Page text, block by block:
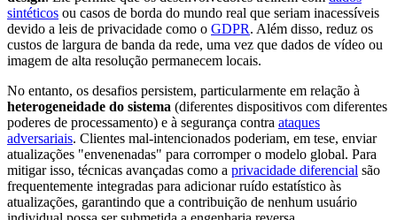
sintéticos ou casos de borda do mundo real que seriam inacessíveis
devido a leis de privacidade como o GDPR. Além disso, reduz os
custos de largura de banda da rede, uma vez que dados de vídeo ou
imagem de alta resolução permanecem locais.
No entanto, os desafios persistem, particularmente em relação à
heterogeneidade do sistema (diferentes dispositivos com diferentes
poderes de processamento) e à segurança contra ataques
adversariais. Clientes mal-intencionados poderiam, em tese, enviar
atualizações "envenenadas" para corromper o modelo global. Para
mitigar isso, técnicas avançadas como a privacidade diferencial são
frequentemente integradas para adicionar ruído estatístico às
atualizações, garantindo que a contribuição de nenhum usuário